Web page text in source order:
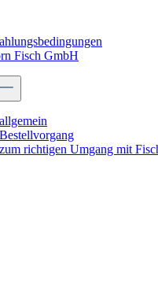
Fisch GmbH
richtigen Umgang mit